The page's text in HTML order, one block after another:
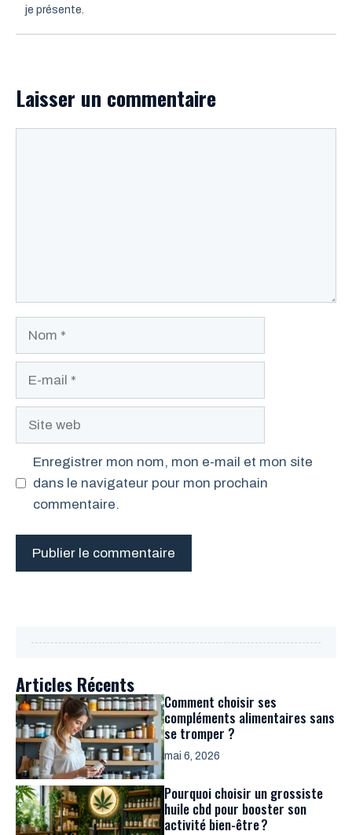
je présente.
Laisser un commentaire
Enregistrer mon nom, mon e-mail et mon site
dans le navigateur pour mon prochain
commentaire.
Articles Récents
Comment choisir ses
compléments alimentaires sans
se tromper ?
mai 6, 2026
Pourquoi choisir un grossiste
huile cbd pour booster son
activité bien-être ?